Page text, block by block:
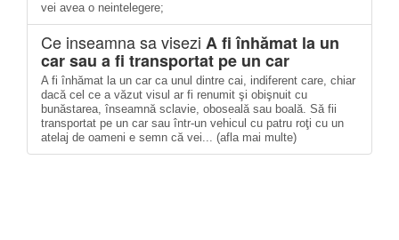
vei avea o neintelegere;
Ce inseamna sa visezi A fi înhămat la un
car sau a fi transportat pe un car
A fi înhămat la un car ca unul dintre cai, indiferent care, chiar
dacă cel ce a văzut visul ar fi renumit şi obişnuit cu
bunăstarea, înseamnă sclavie, oboseală sau boală. Să fii
transportat pe un car sau într-un vehicul cu patru roţi cu un
atelaj de oameni e semn că vei... (afla mai multe)